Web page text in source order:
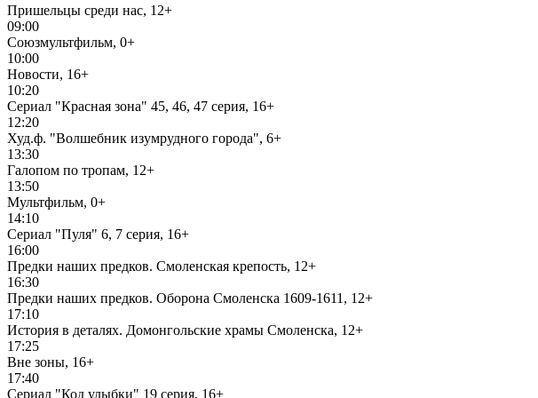
Пришельцы среди нас, 12+
09:00
Союзмультфильм, 0+
10:00
Новости, 16+
10:20
Сериал "Красная зона" 45, 46, 47 серия, 16+
12:20
Худ.ф. "Волшебник изумрудного города", 6+
13:30
Галопом по тропам, 12+
13:50
Мультфильм, 0+
14:10
Сериал "Пуля" 6, 7 серия, 16+
16:00
Предки наших предков. Смоленская крепость, 12+
16:30
Предки наших предков. Оборона Смоленска 1609-1611, 12+
17:10
История в деталях. Домонгольские храмы Смоленска, 12+
17:25
Вне зоны, 16+
17:40
Сериал "Код улыбки" 19 серия, 16+